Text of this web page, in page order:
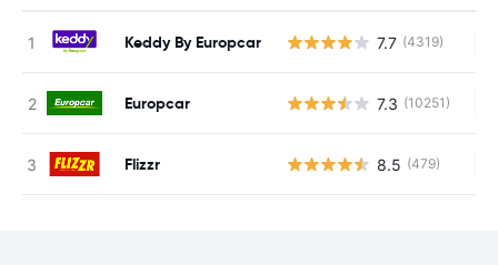
Keddy By Europcar 7.7 (4319)
Europcar 7.3 (10251)
Flizzr 8.5 (479)